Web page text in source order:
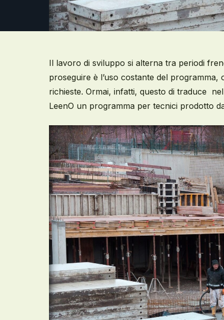
Il lavoro di sviluppo si alterna tra periodi
proseguire è l’uso costante del programma,
richieste. Ormai, infatti, questo di traduce
LeenO un programma per tecnici prodotto